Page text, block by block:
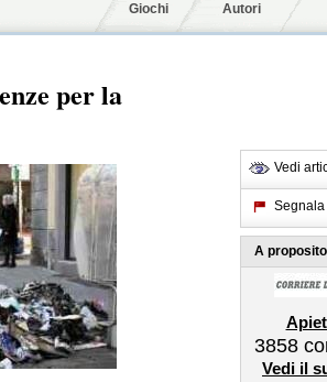
Giochi Autori
per la
Vedi
A
3858
Vedi il